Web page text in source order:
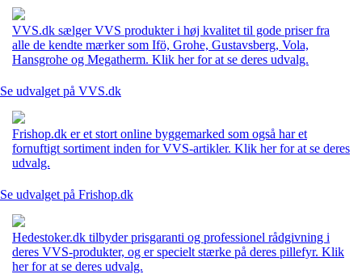
VVS.dk sælger VVS produkter i høj kvalitet til gode priser fra
alle de kendte mærker som Ifö, Grohe, Gustavsberg, Vola,
Hansgrohe og Megatherm. Klik her for at se deres udvalg.
Se udvalget på VVS.dk
Frishop.dk er et stort online byggemarked som også har et
fornuftigt sortiment inden for VVS-artikler. Klik her for at se deres
udvalg.
Se udvalget på Frishop.dk
Hedestoker.dk tilbyder prisgaranti og professionel rådgivning i
deres VVS-produkter, og er specielt stærke på deres pillefyr. Klik
her for at se deres udvalg.